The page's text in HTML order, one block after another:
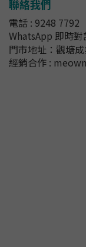
聯絡我們
電話 : 9248 7792
WhatsApp 即時對
門市地址： 觀塘
經銷合作 :